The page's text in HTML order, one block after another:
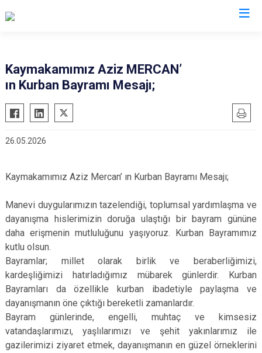
Enez
Havsa
Keşan
Meriç
Süloğlu
Uzunköprü
Kaymakamımız Aziz MERCAN’
ın Kurban Bayramı Mesajı;
26.05.2026
Kaymakamımız Aziz Mercan’ ın Kurban Bayramı Mesajı;
Manevi duygularımızın tazelendiği, toplumsal yardımlaşma ve
dayanışma hislerimizin doruğa ulaştığı bir bayram gününe
daha erişmenin mutluluğunu yaşıyoruz. Kurban Bayramımız
kutlu olsun.
Bayramlar; millet olarak birlik ve beraberliğimizi,
kardeşliğimizi hatırladığımız mübarek günlerdir. Kurban
Bayramları da özellikle kurban ibadetiyle paylaşma ve
dayanışmanın öne çıktığı bereketli zamanlardır.
Bayram günlerinde, engelli, muhtaç ve kimsesiz
vatandaşlarımızı, yaşlılarımızı ve şehit yakınlarımız ile
gazilerimizi ziyaret etmek, dayanışmanın en güzel örneklerini